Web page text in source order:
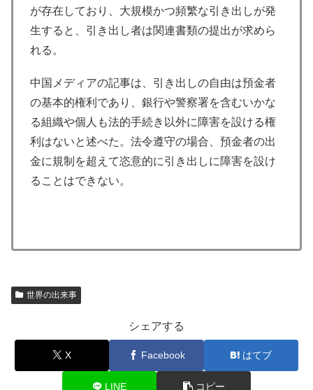
が存在しており、大規模かつ頻繁な引き出しが発
生すると、引き出し者は関連書類の提出が求めら
れる。
中国メディアの記事は、引き出しの自由は預金者
の基本的権利であり、銀行や警察署を含むいかな
る組織や個人も法的手続き以外に障害を設ける権
利はないと述べた。法令遵守の場合、預金者の出
金に規制を超えて恣意的に引き出しに障害を設け
ることはできない。
世界の出来事
シェアする
X Facebook はてブ
LINE コピー